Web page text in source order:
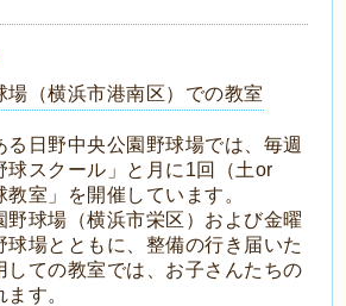
場（横浜市港南区）での教室
る日野中央公園野球場では、毎週
球スクール」と月に1回（土or
室」を開催しています。
野球場（横浜市栄区）および金曜
球場とともに、整備の行き届いた
ての教室では、 お子さんたちの
す。